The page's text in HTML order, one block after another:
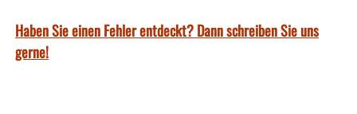
Haben Sie einen Fehler entdeckt? Dann schreiben Sie uns
gerne!